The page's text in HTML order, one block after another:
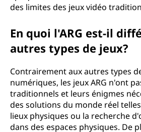
des limites des jeux vidéo
En quoi l'ARG est-il
autres types de jeux?
Contrairement aux autres types
numériques, les jeux ARG n'ont
traditionnels et leurs énigmes
des solutions du monde réel
lieux physiques ou la recherche
dans des espaces physiques. De